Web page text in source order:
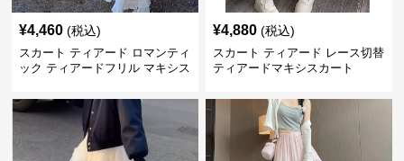
¥4,460 (税込)
スカート ティアード ロマンティ
ック ティアードフリル マキシス
¥4,880 (税込)
スカート ティアード レース切替
ティアードマキシスカート